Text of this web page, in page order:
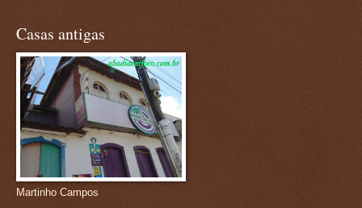
Casas antigas
Martinho Campos